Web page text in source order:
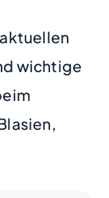
wichtige